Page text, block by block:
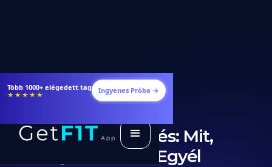
Étrendek, receptek és edzéstervek
★★★★★ Ingyenes Próba →
Edzés Előtti Étkezés: Mit,
Mennyit és Mikor Egyél